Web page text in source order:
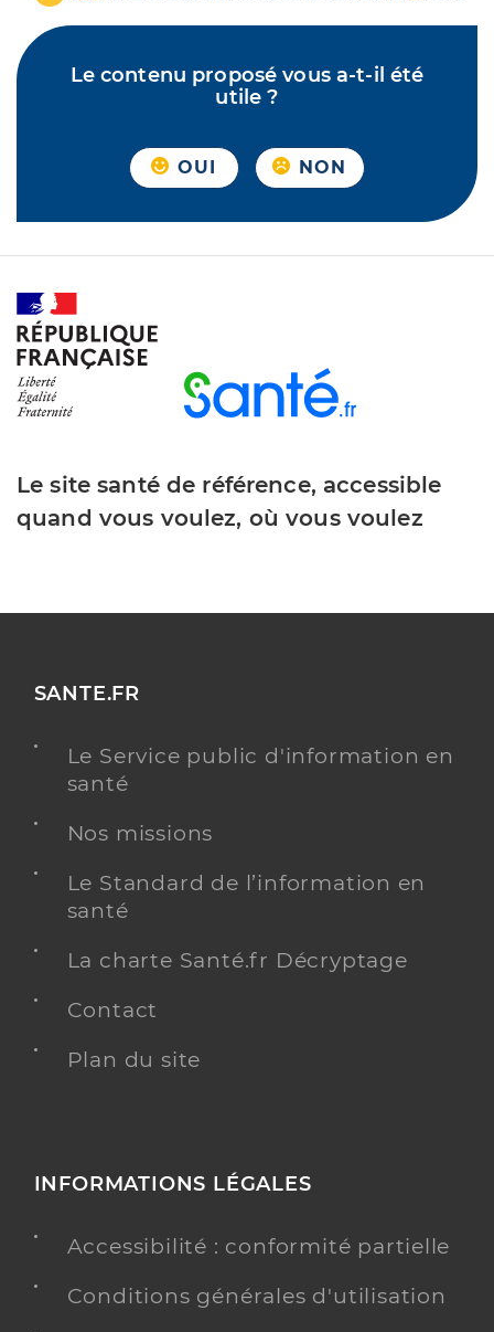
Le contenu proposé vous a-t-il été
utile ?
OUI NON
Le site santé de référence, accessible
quand vous voulez, où vous voulez
SANTE.FR
Le Service public d'information en
santé
Nos missions
Le Standard de l’information en
santé
La charte Santé.fr Décryptage
Contact
Plan du site
INFORMATIONS LÉGALES
Accessibilité : conformité partielle
Conditions générales d'utilisation